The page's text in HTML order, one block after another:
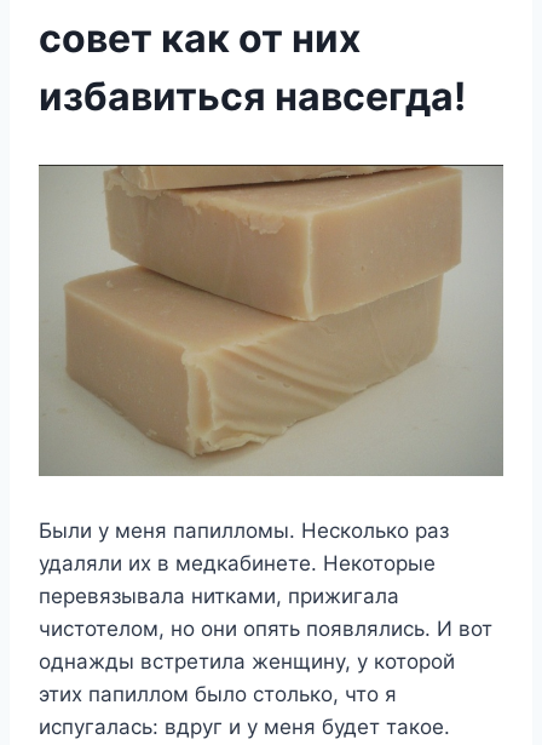
совет как от них
избавиться навсегда!
Были у меня папилломы. Несколько раз
удаляли их в медкабинете. Некоторые
перевязывала нитками, прижигала
чистотелом, но они опять появлялись. И вот
однажды встретила женщину, у которой
этих папиллом было столько, что я
испугалась: вдруг и у меня будет такое.